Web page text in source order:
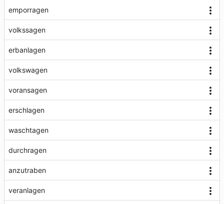
emporragen
volkssagen
erbanlagen
volkswagen
voransagen
erschlagen
waschtagen
durchragen
anzutraben
veranlagen